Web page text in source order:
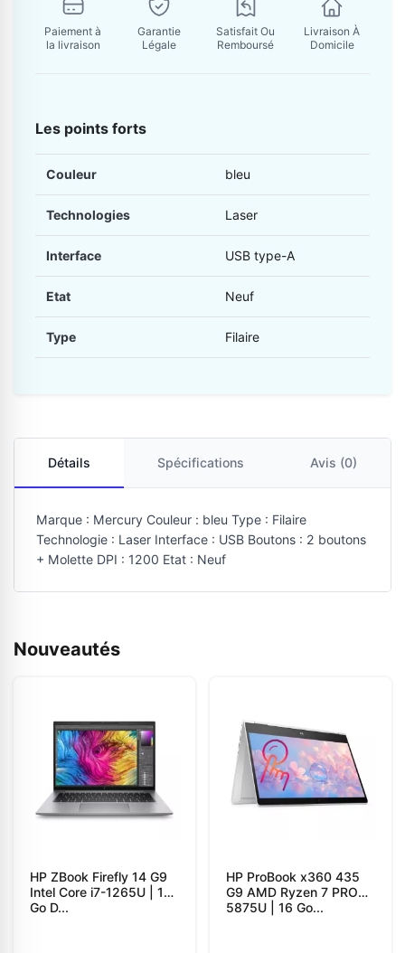
Paiement à
la livraison
Garantie
Légale
Satisfait Ou
Remboursé
Livraison À
Domicile
Les points forts
Couleur bleu
Technologies Laser
Interface USB type-A
Etat Neuf
Type Filaire
Détails Spécifications Avis (0)
Marque : Mercury Couleur : bleu Type : Filaire
Technologie : Laser Interface : USB Boutons : 2 boutons
+ Molette DPI : 1200 Etat : Neuf
Nouveautés
HP ZBook Firefly 14 G9
Intel Core i7-1265U | 16
Go D...
HP ProBook x360 435
G9 AMD Ryzen 7 PRO
5875U | 16 Go...